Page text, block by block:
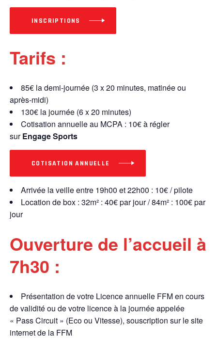
INSCRIPTIONS
Tarifs :
85€ la demi-journée (3 x 20 minutes, matinée ou
après-midi)
130€ la journée (6 x 20 minutes)
Cotisation annuelle au MCPA : 10€ à régler
surEngage Sports
COTISATION ANNUELLE
Arrivée la veille entre 19h00 et 22h00 : 10€ / pilote
Location de box : 32m² : 40€ par jour / 84m² : 100€ par
jour
Ouverture de l’accueil à
7h30 :
Présentation de votre Licence annuelle FFM en cours
de validité ou de votre licence à la journée appelée
« Pass Circuit » (Eco ou Vitesse), souscription sur le site
internet de la FFM